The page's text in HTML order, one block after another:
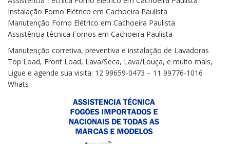
Instalação Forno Elétrico em Cachoeira Paulista
Manutenção Forno Elétrico em Cachoeira Paulista
Assistência técnica Fornos em Cachoeira Paulista
Manutenção corretiva, preventiva e instalação de Lavadoras
Top Load, Front Load, Lava/Seca, Lava/Louça, e muito mais,
Ligue e agende sua visita: 12 99659-0473 – 11 99776-1016
Whats